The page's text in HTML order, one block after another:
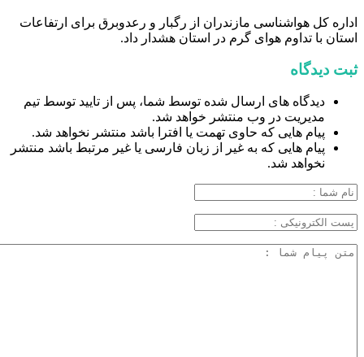
اداره کل هواشناسی مازندران از رگبار و رعدوبرق برای ارتفاعات
استان با تداوم هوای گرم در استان هشدار داد.
ثبت دیدگاه
دیدگاه های ارسال شده توسط شما، پس از تایید توسط تیم
مدیریت در وب منتشر خواهد شد.
پیام هایی که حاوی تهمت یا افترا باشد منتشر نخواهد شد.
پیام هایی که به غیر از زبان فارسی یا غیر مرتبط باشد منتشر
نخواهد شد.